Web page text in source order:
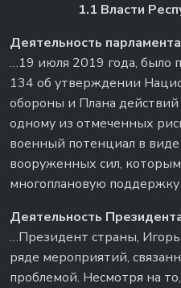
1.1 Власти
Деятельность парламента
…19 июля 2019 года, было
134 об утверждении
обороны и Плана
одному из отмеченных
военный потенциал в виде
вооруженных сил,
многоплановую
Деятельность
…Президент страны,
ряде мероприятий,
проблемой. Несмотря на